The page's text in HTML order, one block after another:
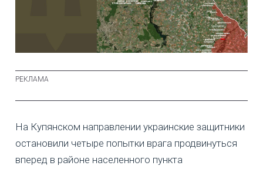
На Купянском направлении украинские защитники
остановили четыре попытки врага продвинуться
вперед в районе населенного пункта